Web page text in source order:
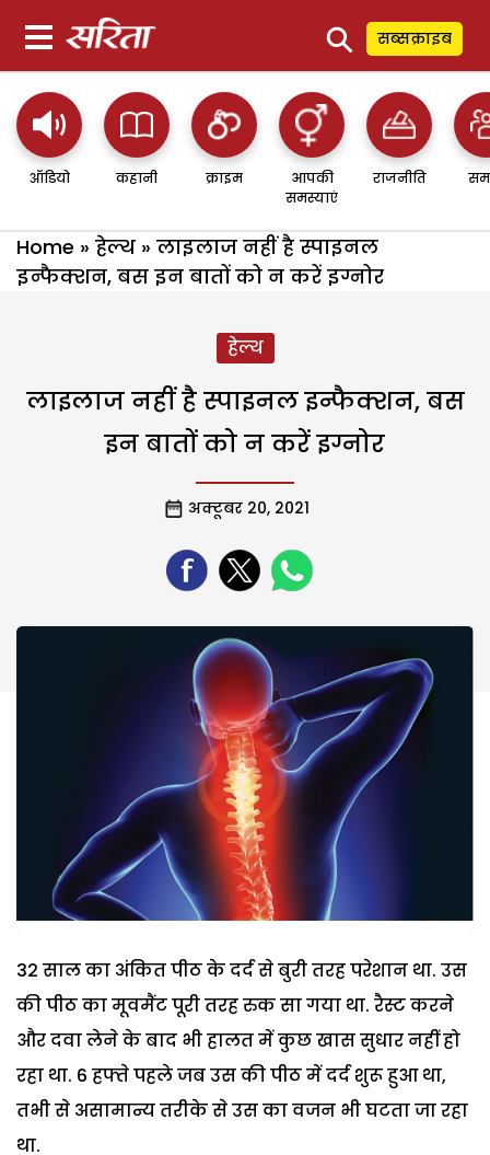
⚲ सब्सक्राइब
ऑडियो कहानी क्राइम
आपकी
समस्याएं
राजनीति
Home » हेल्थ » लाइलाज नहीं है स्पाइनल
इन्फैक्शन, बस इन बातों को न करें इग्नोर
हेल्थ
लाइलाज नहीं है स्पाइनल इन्फैक्शन, बस
इन बातों को न करें इग्नोर
अक्टूबर 20, 2021
32 साल का अंकित पीठ के दर्द से बुरी तरह परेशान था. उस
की पीठ का मूवमैंट पूरी तरह रुक सा गया था. रैस्ट करने
और दवा लेने के बाद भी हालत में कुछ खास सुधार नहीं हो
रहा था. 6 हफ्ते पहले जब उस की पीठ में दर्द शुरू हुआ था,
तभी से असामान्य तरीके से उस का वजन भी घटता जा रहा
था.